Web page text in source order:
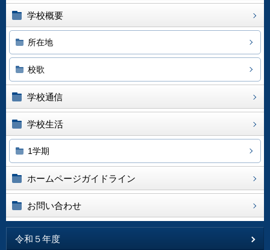
学校概要
所在地
校歌
学校通信
学校生活
1学期
ホームページガイドライン
お問い合わせ
令和５年度